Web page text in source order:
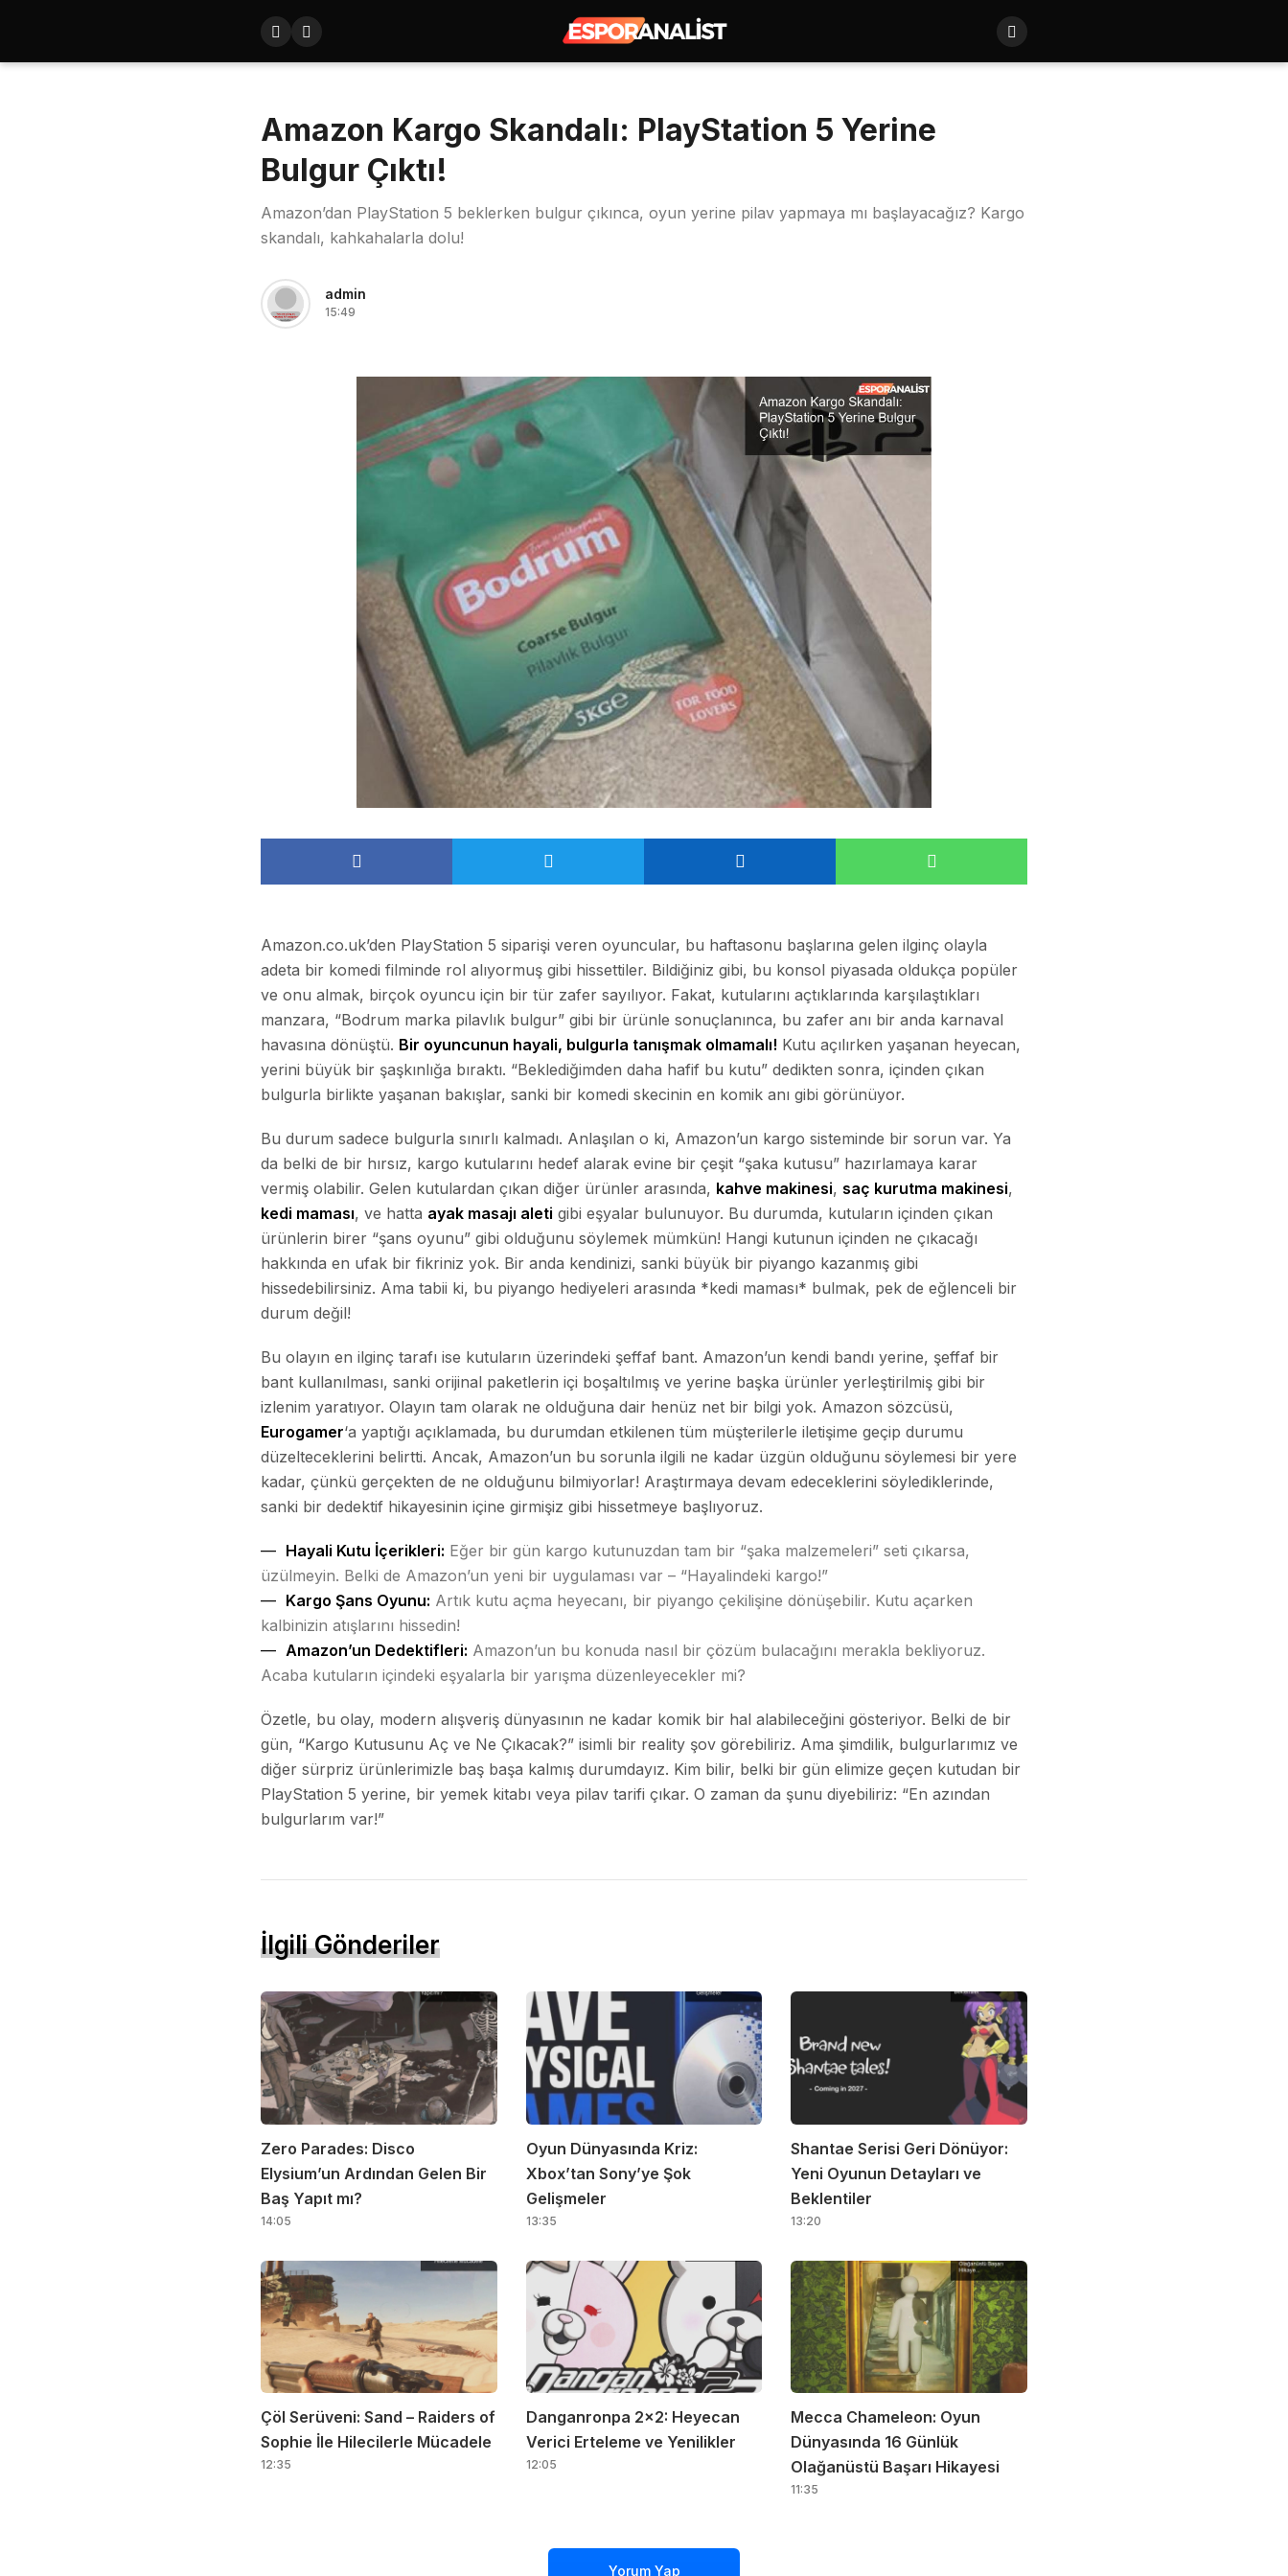
Amazon Kargo Skandalı: PlayStation 5 Yerine
Bulgur Çıktı!
Amazon’dan PlayStation 5 beklerken bulgur çıkınca, oyun yerine pilav yapmaya mı başlayacağız? Kargo
skandalı, kahkahalarla dolu!
admin
15:49
Amazon.co.uk’den PlayStation 5 siparişi veren oyuncular, bu haftasonu başlarına gelen ilginç olayla
adeta bir komedi filminde rol alıyormuş gibi hissettiler. Bildiğiniz gibi, bu konsol piyasada oldukça popüler
ve onu almak, birçok oyuncu için bir tür zafer sayılıyor. Fakat, kutularını açtıklarında karşılaştıkları
manzara, “Bodrum marka pilavlık bulgur” gibi bir ürünle sonuçlanınca, bu zafer anı bir anda karnaval
havasına dönüştü. Bir oyuncunun hayali, bulgurla tanışmak olmamalı! Kutu açılırken yaşanan heyecan,
yerini büyük bir şaşkınlığa bıraktı. “Beklediğimden daha hafif bu kutu” dedikten sonra, içinden çıkan
bulgurla birlikte yaşanan bakışlar, sanki bir komedi skecinin en komik anı gibi görünüyor.
Bu durum sadece bulgurla sınırlı kalmadı. Anlaşılan o ki, Amazon’un kargo sisteminde bir sorun var. Ya
da belki de bir hırsız, kargo kutularını hedef alarak evine bir çeşit “şaka kutusu” hazırlamaya karar
vermiş olabilir. Gelen kutulardan çıkan diğer ürünler arasında, kahve makinesi, saç kurutma makinesi,
kedi maması, ve hatta ayak masajı aleti gibi eşyalar bulunuyor. Bu durumda, kutuların içinden çıkan
ürünlerin birer “şans oyunu” gibi olduğunu söylemek mümkün! Hangi kutunun içinden ne çıkacağı
hakkında en ufak bir fikriniz yok. Bir anda kendinizi, sanki büyük bir piyango kazanmış gibi
hissedebilirsiniz. Ama tabii ki, bu piyango hediyeleri arasında *kedi maması* bulmak, pek de eğlenceli bir
durum değil!
Bu olayın en ilginç tarafı ise kutuların üzerindeki şeffaf bant. Amazon’un kendi bandı yerine, şeffaf bir
bant kullanılması, sanki orijinal paketlerin içi boşaltılmış ve yerine başka ürünler yerleştirilmiş gibi bir
izlenim yaratıyor. Olayın tam olarak ne olduğuna dair henüz net bir bilgi yok. Amazon sözcüsü,
Eurogamer‘a yaptığı açıklamada, bu durumdan etkilenen tüm müşterilerle iletişime geçip durumu
düzelteceklerini belirtti. Ancak, Amazon’un bu sorunla ilgili ne kadar üzgün olduğunu söylemesi bir yere
kadar, çünkü gerçekten de ne olduğunu bilmiyorlar! Araştırmaya devam edeceklerini söylediklerinde,
sanki bir dedektif hikayesinin içine girmişiz gibi hissetmeye başlıyoruz.
Hayali Kutu İçerikleri: Eğer bir gün kargo kutunuzdan tam bir “şaka malzemeleri” seti çıkarsa,
üzülmeyin. Belki de Amazon’un yeni bir uygulaması var – “Hayalindeki kargo!”
Kargo Şans Oyunu: Artık kutu açma heyecanı, bir piyango çekilişine dönüşebilir. Kutu açarken
kalbinizin atışlarını hissedin!
Amazon’un Dedektifleri: Amazon’un bu konuda nasıl bir çözüm bulacağını merakla bekliyoruz.
Acaba kutuların içindeki eşyalarla bir yarışma düzenleyecekler mi?
Özetle, bu olay, modern alışveriş dünyasının ne kadar komik bir hal alabileceğini gösteriyor. Belki de bir
gün, “Kargo Kutusunu Aç ve Ne Çıkacak?” isimli bir reality şov görebiliriz. Ama şimdilik, bulgurlarımız ve
diğer sürpriz ürünlerimizle baş başa kalmış durumdayız. Kim bilir, belki bir gün elimize geçen kutudan bir
PlayStation 5 yerine, bir yemek kitabı veya pilav tarifi çıkar. O zaman da şunu diyebiliriz: “En azından
bulgurlarım var!”
İlgili Gönderiler
Zero Parades: Disco
Elysium’un Ardından Gelen Bir
Baş Yapıt mı?
14:05
Oyun Dünyasında Kriz:
Xbox’tan Sony’ye Şok
Gelişmeler
13:35
Shantae Serisi Geri Dönüyor:
Yeni Oyunun Detayları ve
Beklentiler
13:20
Çöl Serüveni: Sand – Raiders of
Sophie İle Hilecilerle Mücadele
12:35
Danganronpa 2×2: Heyecan
Verici Erteleme ve Yenilikler
12:05
Mecca Chameleon: Oyun
Dünyasında 16 Günlük
Olağanüstü Başarı Hikayesi
11:35
Yorum Yap